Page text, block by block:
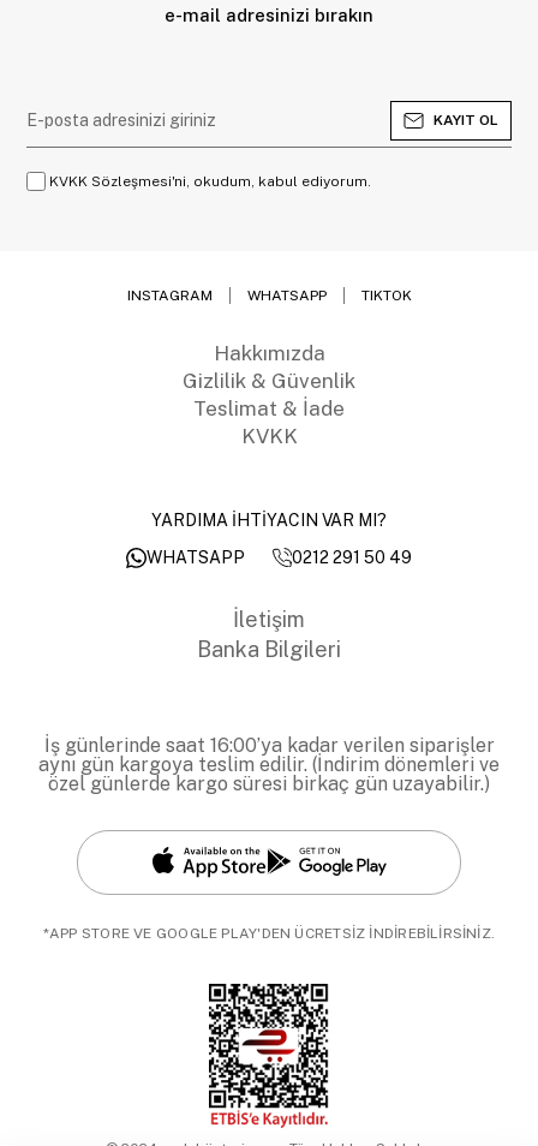
e-mail adresinizi bırakın
KAYIT OL
KVKK Sözleşmesi'ni, okudum, kabul ediyorum.
INSTAGRAM WHATSAPP TIKTOK
Hakkımızda
Gizlilik & Güvenlik
Teslimat & İade
KVKK
YARDIMA İHTİYACIN VAR MI?
WHATSAPP
0212 291 50 49
İletişim
Banka Bilgileri
İş günlerinde saat 16:00’ya kadar verilen siparişler
aynı gün kargoya teslim edilir. (İndirim dönemleri ve
özel günlerde kargo süresi birkaç gün uzayabilir.)
*APP STORE VE GOOGLE PLAY'DEN ÜCRETSİZ İNDİREBİLİRSİNİZ.